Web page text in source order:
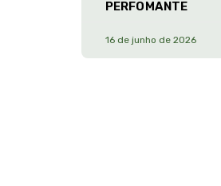
PERFOMANTE
16 de junho de 2026